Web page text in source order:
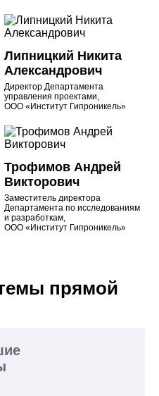
Липницкий Никита
Александрович
Директор Департамента
управления проектами,
ООО «Институт Гипроникель»
Трофимов Андрей
Викторович
Заместитель директора
Департамента по исследованиям
и разработкам,
ООО «Институт Гипроникель»
прямой